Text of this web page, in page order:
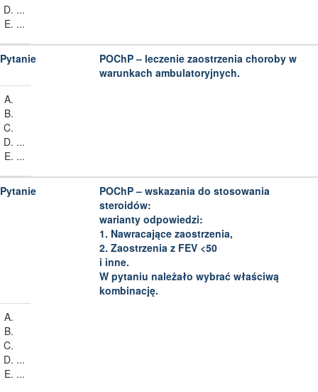
...
...
POChP – leczenie zaostrzenia choroby w
warunkach ambulatoryjnych.
...
...
POChP – wskazania do stosowania
steroidów:
warianty odpowiedzi:
1. Nawracające zaostrzenia,
2. Zaostrzenia z FEV <50
i inne.
W pytaniu należało wybrać właściwą
kombinację.
...
...